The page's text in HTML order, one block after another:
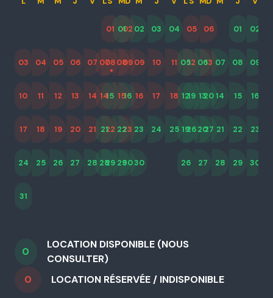
01 02
03 04 05 06 07 08 09
10 11 12 13 14 15 16
17 18 19 20 21 22 23
24 25 26 27 28 29 30
31
01 02 03 04 05 06
07 08 09 10 11 12 13
14 15 16 17 18 19 20
21 22 23 24 25 26 27
28 29 30
01 02
05 06 07 08 09
12 13 14 15 16
19 20 21 22 23
26 27 28 29 30
0
LOCATION DISPONIBLE (NOUS
CONSULTER)
0
LOCATION RÉSERVÉE / INDISPONIBLE